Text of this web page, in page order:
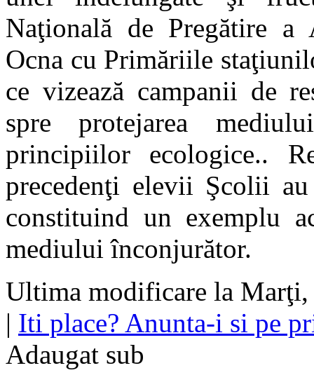
Naţională de Pregătire a
Ocna cu Primăriile
ce vizează campanii de
spre protejarea
principiilor ecologice..
precedenţi elevii Şcolii
constituind un exemplu
mediului înconjurător.
Ultima modificare la
| Iti place? Anunta-i si pe
Adaugat sub